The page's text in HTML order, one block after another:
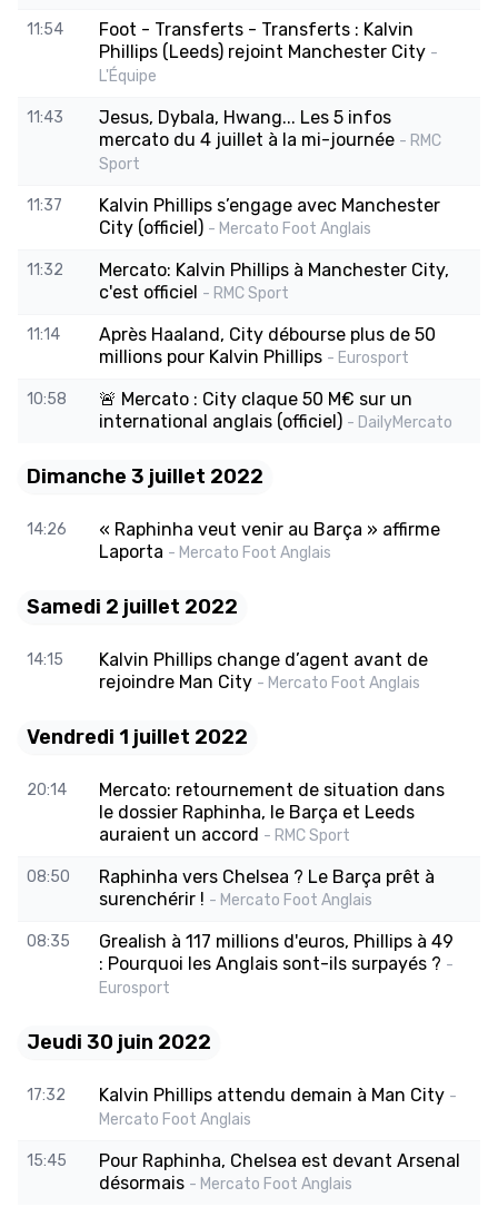
11:54
Foot - Transferts - Transferts : Kalvin
Phillips (Leeds) rejoint Manchester City -
L'Équipe
11:43
Jesus, Dybala, Hwang... Les 5 infos
mercato du 4 juillet à la mi-journée - RMC
Sport
11:37
Kalvin Phillips s’engage avec Manchester
City (officiel) - Mercato Foot Anglais
11:32
Mercato: Kalvin Phillips à Manchester City,
c'est officiel - RMC Sport
11:14
Après Haaland, City débourse plus de 50
millions pour Kalvin Phillips - Eurosport
10:58
🚨 Mercato : City claque 50 M€ sur un
international anglais (officiel) - DailyMercato
Dimanche 3 juillet 2022
14:26
« Raphinha veut venir au Barça » affirme
Laporta - Mercato Foot Anglais
Samedi 2 juillet 2022
14:15
Kalvin Phillips change d’agent avant de
rejoindre Man City - Mercato Foot Anglais
Vendredi 1 juillet 2022
20:14
Mercato: retournement de situation dans
le dossier Raphinha, le Barça et Leeds
auraient un accord - RMC Sport
08:50
Raphinha vers Chelsea ? Le Barça prêt à
surenchérir ! - Mercato Foot Anglais
08:35
Grealish à 117 millions d'euros, Phillips à 49
: Pourquoi les Anglais sont-ils surpayés ? -
Eurosport
Jeudi 30 juin 2022
17:32 Kalvin Phillips attendu demain à Man City -
Mercato Foot Anglais
15:45
Pour Raphinha, Chelsea est devant Arsenal
désormais - Mercato Foot Anglais